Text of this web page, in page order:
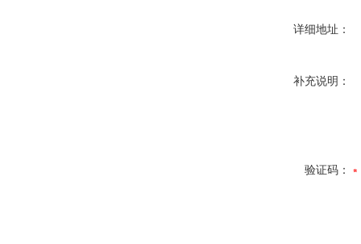
详细地址：
补充说明：
验证码：